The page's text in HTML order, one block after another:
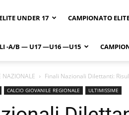
UNDER 17 CAMPIONATO
-A/B — U17 —U16 —U15
NAZIONALE Finali Nazionali Dilettanti:
CALCIO GIOVANILE REGIONALE ULTIMISSIME